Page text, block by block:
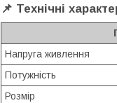
📌 Технічні
Напруга живлення
Потужність
Розмір